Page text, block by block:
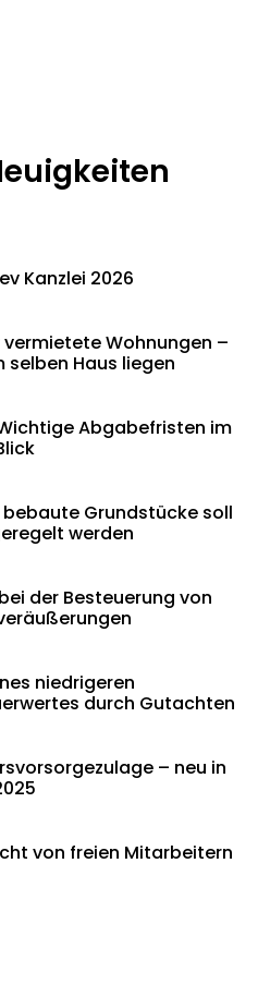
Kanzlei 2026
Wohnungen –
selben Haus liegen
Abgabefristen im
Grundstücke soll
werden
der Besteuerung von
niedrigeren
durch Gutachten
– neu in
von freien Mitarbeitern